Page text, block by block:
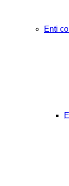
Enti